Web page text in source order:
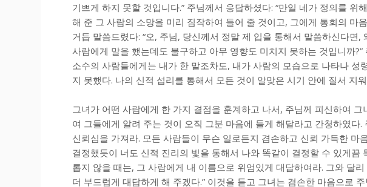
기쁘게 하지 못할 것입니다.” 주님께서 응답하셨다: “만일 네가 정의를
해 준 그 사람의 소망을 미리 짐작하여 들어 줄 것이고, 그에게 통회의 마
거듭 말씀드렸다: “오, 주님, 당신께서 정말 제 입을 통해서 말씀하신다면
사람에게 말을 했는데도 불구하고 아무 영향도 미치지 못하는 것입니까
소수의 사람들에게는 내가 한 말조차도, 내가 사람의 모습으로 나타나
지 못했다. 나의 신적 섭리를 통해서 모든 것이 알맞은 시기 안에 질서 지
그녀가 어떤 사람에게 한 가지 결점을 훈계하고 나서, 주님께 피신하여
여 그들에게 알려 주는 것이 오직 그분 마음에 들게 해달라고 간청하였다
신뢰심을 가져라. 모든 사람들이 무슨 일로든지 겸손하고 신뢰 가득한
결정했듯이 너도 신적 진리의 빛을 통해서 나와 똑같이 결정할 수 있게
롭지 않을 때는, 그 사람에게 내 이름으로 위엄있게 대답하여라. 그와 달
더 부드럽게 대답하게 해 주겠다.” 이것을 듣고 그녀는 겸손한 마음으로